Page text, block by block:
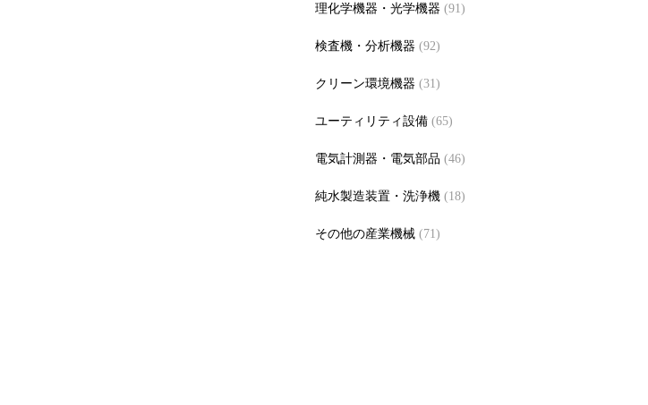
理化学機器・光学機器 (91)
検査機・分析機器 (92)
クリーン環境機器 (31)
ユーティリティ設備 (65)
電気計測器・電気部品 (46)
純水製造装置・洗浄機 (18)
その他の産業機械 (71)